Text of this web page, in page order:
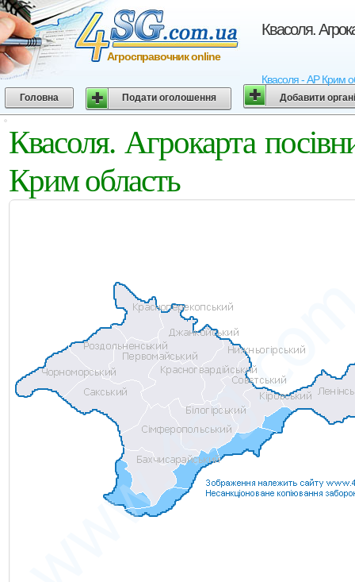
Квасоля.
Квасоля - АР Крим
Агросправочник online
Головна Подати оголошення Добавити
Квасоля. Агрокарта
Крим область